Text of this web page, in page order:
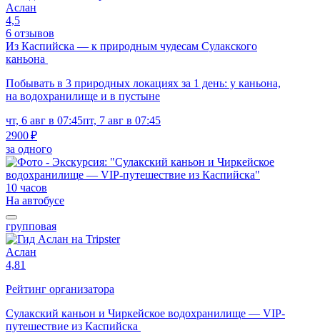
Аслан
4,5
6 отзывов
Из Каспийска — к природным чудесам Сулакского
каньона
Побывать в 3 природных локациях за 1 день: у каньона,
на водохранилище и в пустыне
чт, 6 авг в 07:45пт, 7 авг в 07:45
2900 ₽
за одного
10 часов
На автобусе
групповая
Аслан
4,81
Рейтинг организатора
Сулакский каньон и Чиркейское водохранилище — VIP-
путешествие из Каспийска